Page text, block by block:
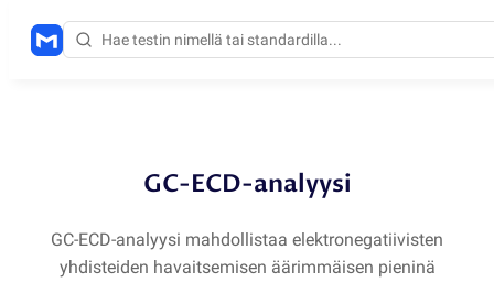
GC-ECD-analyysi
GC-ECD-analyysi mahdollistaa elektronegatiivisten
yhdisteiden havaitsemisen äärimmäisen pieninä